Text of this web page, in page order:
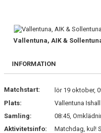
BILDGALLERI
DOKUMENT
Vallentuna, AIK &
INFORMATION
Matchstart:
lör 19 oktober,
Plats:
Vallentuna Ishall
Samling:
08:45,
Aktivitetsinfo:
Matchdag, kul!